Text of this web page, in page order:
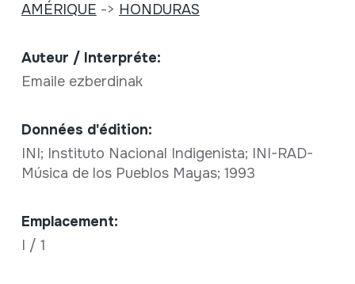
AMÉRIQUE -> HONDURAS
Auteur / Interpréte:
Emaile ezberdinak
Données d'édition:
INI; Instituto Nacional Indigenista; INI-RAD-
Música de los Pueblos Mayas; 1993
Emplacement:
I / 1